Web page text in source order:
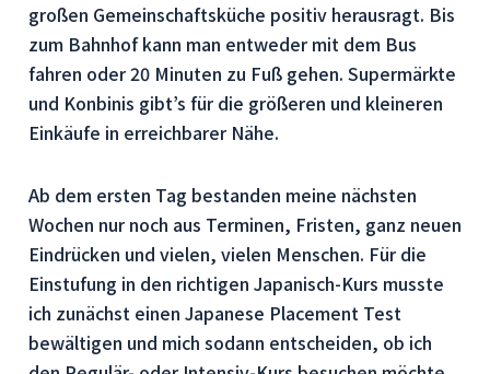
großen Gemeinschaftsküche positiv herausragt. Bis
zum Bahnhof kann man entweder mit dem Bus
fahren oder 20 Minuten zu Fuß gehen. Supermärkte
und Konbinis gibt’s für die größeren und kleineren
Einkäufe in erreichbarer Nähe.
Ab dem ersten Tag bestanden meine nächsten
Wochen nur noch aus Terminen, Fristen, ganz neuen
Eindrücken und vielen, vielen Menschen. Für die
Einstufung in den richtigen Japanisch-Kurs musste
ich zunächst einen Japanese Placement Test
bewältigen und mich sodann entscheiden, ob ich